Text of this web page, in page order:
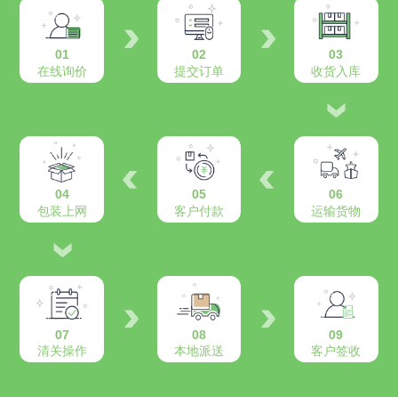
01
在线询价
02
提交订单
03
收货入库
04
包装上网
05
客户付款
06
运输货物
07
清关操作
08
本地派送
09
客户签收